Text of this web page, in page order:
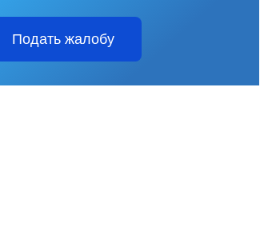
Подать жалобу